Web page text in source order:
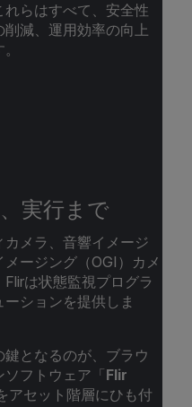
らはすべて、安全性
減、運用効率の向上
実行まで
メラ、音響イメージ
ージング（OGI）カメ
は状態監視プログラ
ションを提供しま
となるのが、ブラウ
フトウェア「Flir
アセット階層にひも付